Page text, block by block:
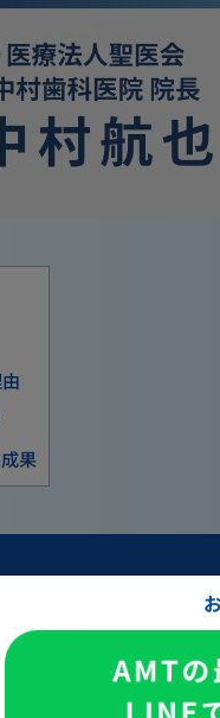
果
医院様は京都府宇治
る」をコンセプトに、